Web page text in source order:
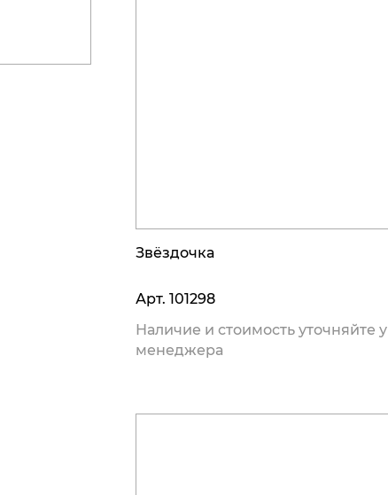
Звёздочка
Арт.101298
Наличие и стоимость уточняйте у
менеджера